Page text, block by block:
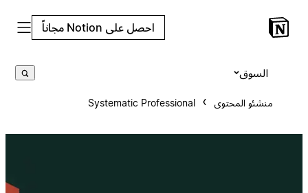
احصل على Notion مجاناً
منشئو المحتوى Systematic Professional